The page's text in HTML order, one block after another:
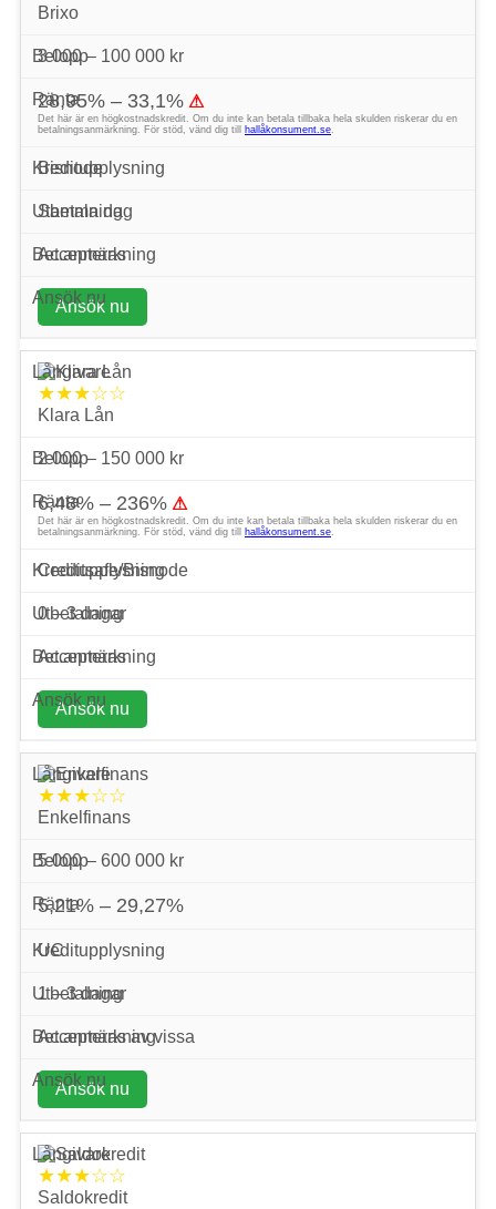
Brixo
3 000 – 100 000 kr
28,95% – 33,1% ⚠
Det här är en högkostnadskredit. Om du inte kan betala tillbaka hela skulden riskerar du en
betalningsanmärkning. För stöd, vänd dig till hallåkonsument.se
Bisnode
Samma dag
Accepteras
Ansök nu
★★★☆☆
Klara Lån
2 000 – 150 000 kr
6,48% – 236% ⚠
Det här är en högkostnadskredit. Om du inte kan betala tillbaka hela skulden riskerar du en
betalningsanmärkning. För stöd, vänd dig till hallåkonsument.se
Creditsafe/Bisnode
0 – 3 dagar
Accepteras
Ansök nu
★★★☆☆
Enkelfinans
5 000 – 600 000 kr
5,21% – 29,27%
UC
1 – 3 dagar
Accepteras av vissa
Ansök nu
★★★☆☆
Saldokredit